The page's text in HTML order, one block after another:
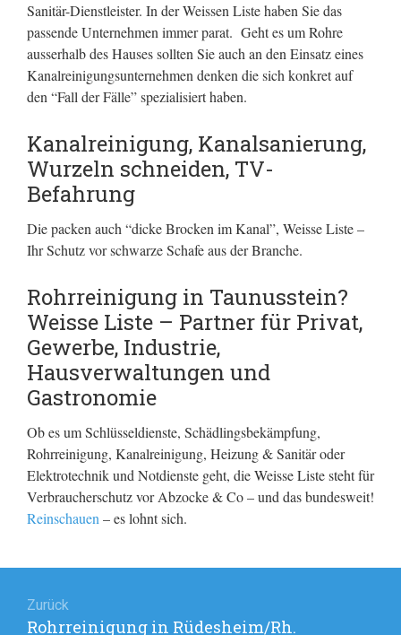
Sanitär-Dienstleister. In der Weissen Liste haben Sie das
passende Unternehmen immer parat. Geht es um Rohre
ausserhalb des Hauses sollten Sie auch an den Einsatz eines
Kanalreinigungsunternehmen denken die sich konkret auf
den “Fall der Fälle” spezialisiert haben.
Kanalreinigung, Kanalsanierung,
Wurzeln schneiden, TV-
Befahrung
Die packen auch “dicke Brocken im Kanal”, Weisse Liste –
Ihr Schutz vor schwarze Schafe aus der Branche.
Rohrreinigung in Taunusstein?
Weisse Liste – Partner für Privat,
Gewerbe, Industrie,
Hausverwaltungen und
Gastronomie
Ob es um Schlüsseldienste, Schädlingsbekämpfung,
Rohrreinigung, Kanalreinigung, Heizung & Sanitär oder
Elektrotechnik und Notdienste geht, die Weisse Liste steht für
Verbraucherschutz vor Abzocke & Co – und das bundesweit!
Reinschauen – es lohnt sich.
Zurück
Vorheriger
Rohrreinigung in Rüdesheim/Rh.